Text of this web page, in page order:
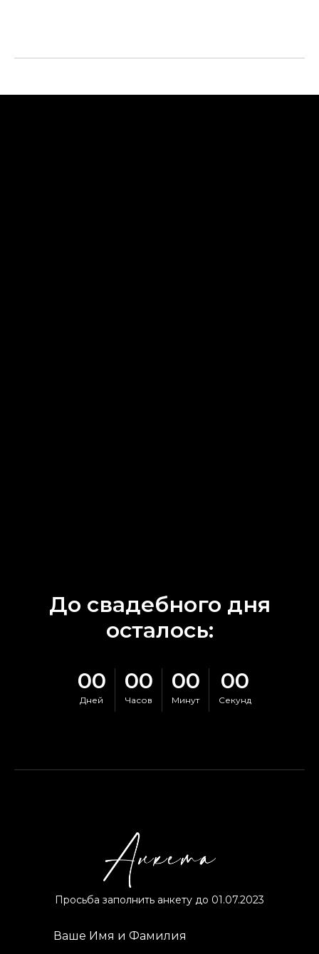
До свадебного дня
осталось:
00
Дней
00
Часов
00
Минут
00
Секунд
Ваше Имя и Фамилия
Просьба заполнить анкету до 01.07.2023